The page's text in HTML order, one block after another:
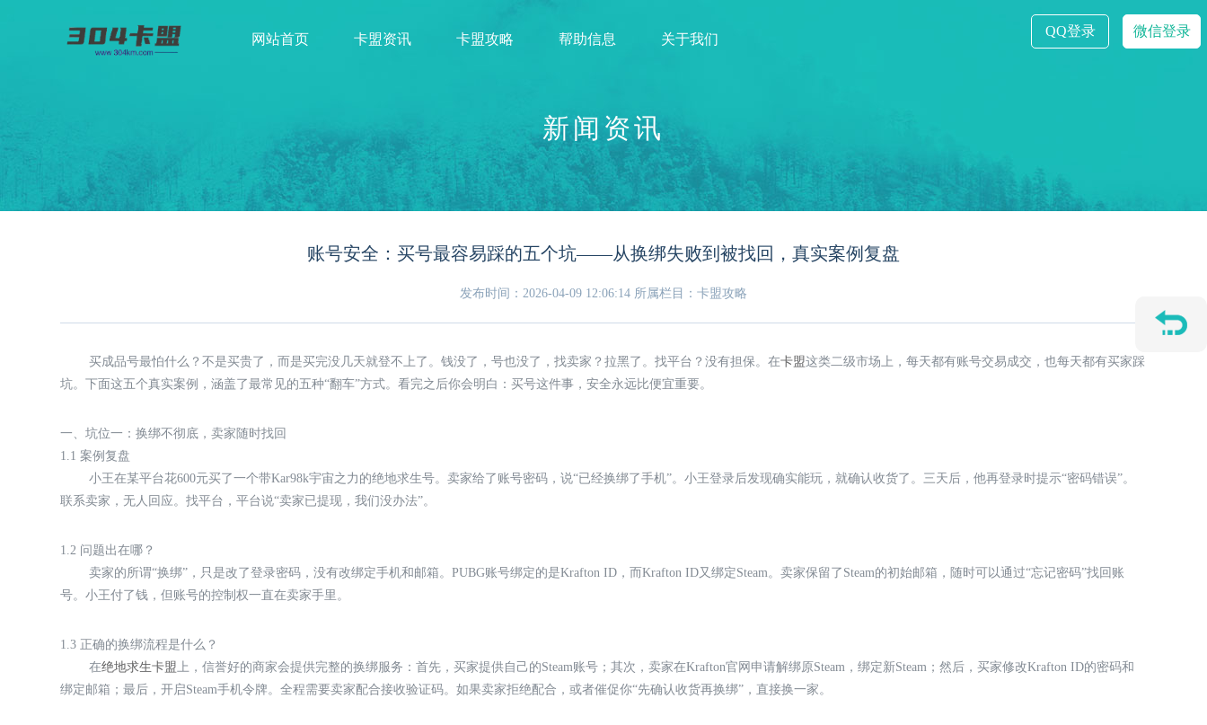
网站首页 卡盟资讯 卡盟攻略 帮助信息 关于我们
QQ登录 微信登录
新闻资讯
账号安全：买号最容易踩的五个坑——从换绑失败到被找回，真实案例复盘
发布时间：2026-04-09 12:06:14 所属栏目：卡盟攻略
买成品号最怕什么？不是买贵了，而是买完没几天就登不上了。钱没了，号也没了，找卖家？拉黑了。找平台？没有担保。在卡盟这类二级市场上，每天都有账号交易成交，也每天都有买家踩
坑。下面这五个真实案例，涵盖了最常见的五种“翻车”方式。看完之后你会明白：买号这件事，安全永远比便宜重要。
一、坑位一：换绑不彻底，卖家随时找回
1.1 案例复盘
小王在某平台花600元买了一个带Kar98k宇宙之力的绝地求生号。卖家给了账号密码，说“已经换绑了手机”。小王登录后发现确实能玩，就确认收货了。三天后，他再登录时提示“密码错误”。
联系卖家，无人回应。找平台，平台说“卖家已提现，我们没办法”。
1.2 问题出在哪？
卖家的所谓“换绑”，只是改了登录密码，没有改绑定手机和邮箱。PUBG账号绑定的是Krafton ID，而Krafton ID又绑定Steam。卖家保留了Steam的初始邮箱，随时可以通过“忘记密码”找回账
号。小王付了钱，但账号的控制权一直在卖家手里。
1.3 正确的换绑流程是什么？
在绝地求生卡盟上，信誉好的商家会提供完整的换绑服务：首先，买家提供自己的Steam账号；其次，卖家在Krafton官网申请解绑原Steam，绑定新Steam；然后，买家修改Krafton ID的密码和
绑定邮箱；最后，开启Steam手机令牌。全程需要卖家配合接收验证码。如果卖家拒绝配合，或者催促你“先确认收货再换绑”，直接换一家。